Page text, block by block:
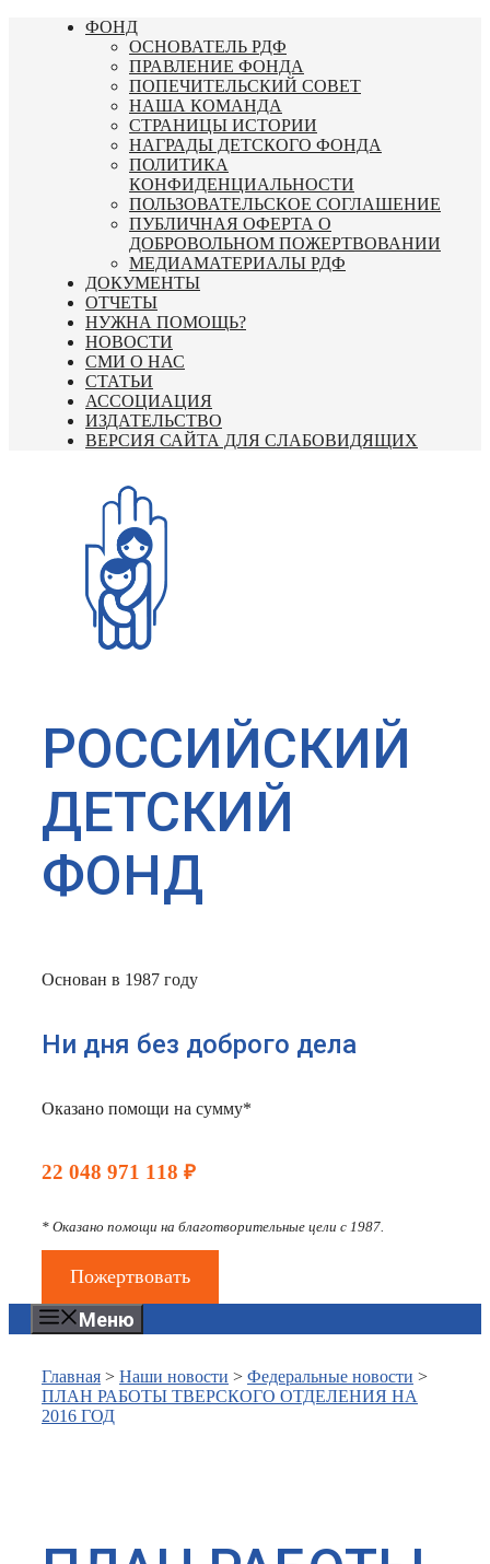
Перейти
ФОНД
ОСНОВАТЕЛЬ РДФ
ПРАВЛЕНИЕ ФОНДА
ПОПЕЧИТЕЛЬСКИЙ СОВЕТ
НАША КОМАНДА
СТРАНИЦЫ ИСТОРИИ
НАГРАДЫ ДЕТСКОГО ФОНДА
ПОЛИТИКА
КОНФИДЕНЦИАЛЬНОСТИ
ПОЛЬЗОВАТЕЛЬСКОЕ СОГЛАШЕНИЕ
ПУБЛИЧНАЯ ОФЕРТА О
ДОБРОВОЛЬНОМ ПОЖЕРТВОВАНИИ
МЕДИАМАТЕРИАЛЫ РДФ
ДОКУМЕНТЫ
ОТЧЕТЫ
НУЖНА ПОМОЩЬ?
НОВОСТИ
СМИ О НАС
СТАТЬИ
АССОЦИАЦИЯ
ИЗДАТЕЛЬСТВО
ВЕРСИЯ САЙТА ДЛЯ СЛАБОВИДЯЩИХ
РОССИЙСКИЙ
ДЕТСКИЙ
ФОНД
Основан в 1987 году
Ни дня без доброго дела
Оказано помощи на сумму*
22 048 971 118 ₽
* Оказано помощи на благотворительные цели с 1987.
Пожертвовать
Меню
Главная > Наши новости > Федеральные новости >
ПЛАН РАБОТЫ ТВЕРСКОГО ОТДЕЛЕНИЯ НА
2016 ГОД